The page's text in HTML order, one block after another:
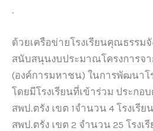
.
ด้วยเครือข่ายโรงเรียนคุณธรรม
สนับสนุนงบประมาณโครงการจ
(องค์การมหาชน) ในการพัฒนาโ
โดยมีโรงเรียนที่เข้าร่วม ประกอ
สพป.ตรัง เขต 1จำนวน 4 โรงเรีย
สพป.ตรัง เขต 2 จำนวน 25 โรงเ